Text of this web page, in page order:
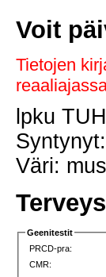
Voit
Tietojen
lpku
Väri:
Geenitestit
PRCD-pra:
CMR: